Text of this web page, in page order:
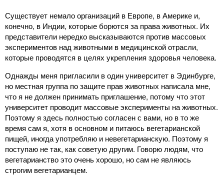
Существует немало организаций в Европе, в Америке и,
конечно, в Индии, которые борются за права животных. Их
представители нередко высказываются против массовых
экспериментов над животными в медицинской отрасли,
которые проводятся в целях укрепления здоровья человека.
Однажды меня пригласили в один университет в Эдинбурге,
но местная группа по защите прав животных написала мне,
что я не должен принимать приглашение, потому что этот
университет проводит массовые эксперименты на животных.
Поэтому я здесь полностью согласен с вами, но в то же
время сам я, хотя в основном и питаюсь вегетарианской
пищей, иногда употребляю и невегетарианскую. Поэтому я
поступаю не так, как советую другим. Говорю людям, что
вегетарианство это очень хорошо, но сам не являюсь
строгим вегетарианцем.